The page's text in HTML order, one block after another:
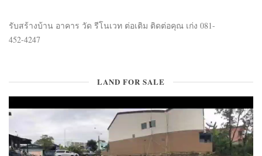
รับสร้างบ้าน อาคาร วัด รีโนเวท ต่อเติม ติดต่อคุณ เก่ง 081-
452-4247
LAND FOR SALE